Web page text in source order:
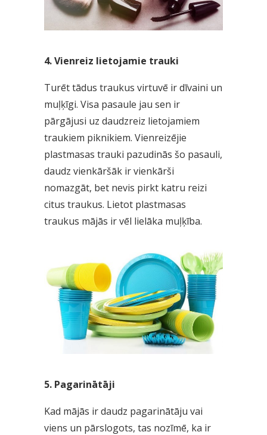
4. Vienreiz lietojamie trauki
Turēt tādus traukus virtuvē ir dīvaini un
muļķīgi. Visa pasaule jau sen ir
pārgājusi uz daudzreiz lietojamiem
traukiem piknikiem. Vienreizējie
plastmasas trauki pazudinās šo pasauli,
daudz vienkāršāk ir vienkārši
nomazgāt, bet nevis pirkt katru reizi
citus traukus. Lietot plastmasas
traukus mājās ir vēl lielāka muļķība.
5. Pagarinātāji
Kad mājās ir daudz pagarinātāju vai
viens un pārslogots, tas nozīmē, ka ir